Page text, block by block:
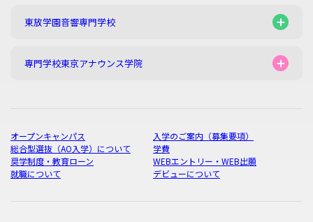
東放学園音響専門学校
専門学校東京アナウンス学院
オープンキャンパス
入学のご案内（募集要項）
総合型選抜（AO入学）について
学費
奨学制度・教育ローン
WEBエントリー・WEB出願
就職について
デビューについて